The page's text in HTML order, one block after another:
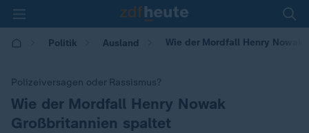
Politik Ausland Wie der Mordfall Henry Nowak
Polizeiversagen oder Rassismus?
:
Wie der Mordfall Henry Nowak
Großbritannien spaltet